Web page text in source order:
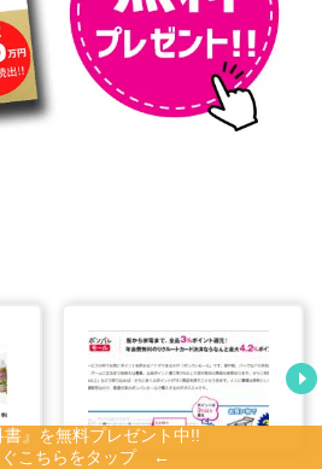
書』を無料プレゼント中!!
こちらをタップ ←